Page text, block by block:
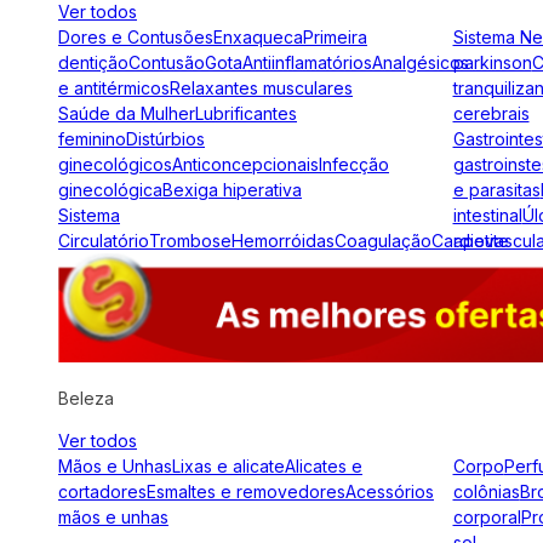
Ver todos
Dores e ContusõesEnxaquecaPrimeira
dentiçãoContusãoGotaAntiinflamatóriosAnalgésicos
e antitérmicosRelaxantes musculares
Saúde da MulherLubrificantes
femininoDistúrbios
ginecológicosAnticoncepcionaisInfecção
ginecológicaBexiga hiperativa
Sistema
CirculatórioTromboseHemorróidasCoagulação
Sistema
parkinson
cerebrais
e parasitas
intestinal
apetite
Beleza
Ver todos
Mãos e UnhasLixas e alicateAlicates e
cortadoresEsmaltes e removedoresAcessórios
mãos e unhas
Corpo
colônias
corporal